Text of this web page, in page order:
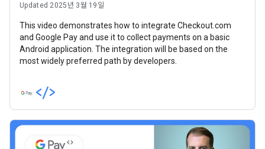
Updated 2025년 3월 19일
This video demonstrates how to integrate Checkout.com
and Google Pay and use it to collect payments on a basic
Android application. The integration will be based on the
most widely preferred path by developers.